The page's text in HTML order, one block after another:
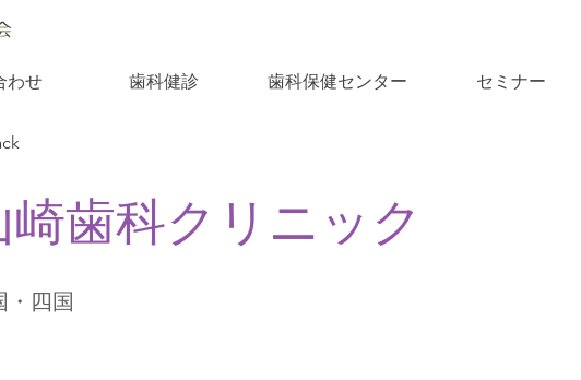
わせ 歯科健診 歯科保健センター セミナー
崎歯科クリニック
・四国